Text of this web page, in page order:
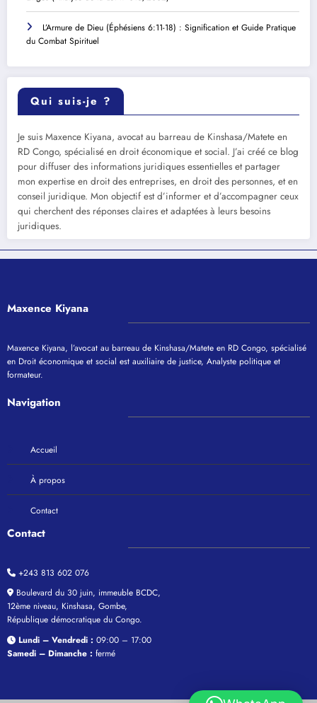
L’Armure de Dieu (Éphésiens 6:11-18) : Signification et Guide Pratique
du Combat Spirituel
Qui suis-je ?
Je suis Maxence Kiyana, avocat au barreau de Kinshasa/Matete en
RD Congo, spécialisé en droit économique et social. J’ai créé ce blog
pour diffuser des informations juridiques essentielles et partager
mon expertise en droit des entreprises, en droit des personnes, et en
conseil juridique. Mon objectif est d’informer et d’accompagner ceux
qui cherchent des réponses claires et adaptées à leurs besoins
juridiques.
Maxence Kiyana
Maxence Kiyana, l’avocat au barreau de Kinshasa/Matete en RD Congo, spécialisé
en Droit économique et social est auxiliaire de justice, Analyste politique et
formateur.
Navigation
Accueil
À propos
Contact
Contact
+243 813 602 076
Boulevard du 30 juin, immeuble BCDC,
12ème niveau, Kinshasa, Gombe,
République démocratique du Congo.
Lundi – Vendredi : 09:00 – 17:00
Samedi – Dimanche : fermé